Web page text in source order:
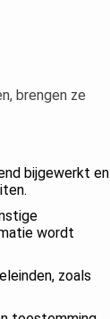
brengen ze
bijgewerkt en
wordt
zoals